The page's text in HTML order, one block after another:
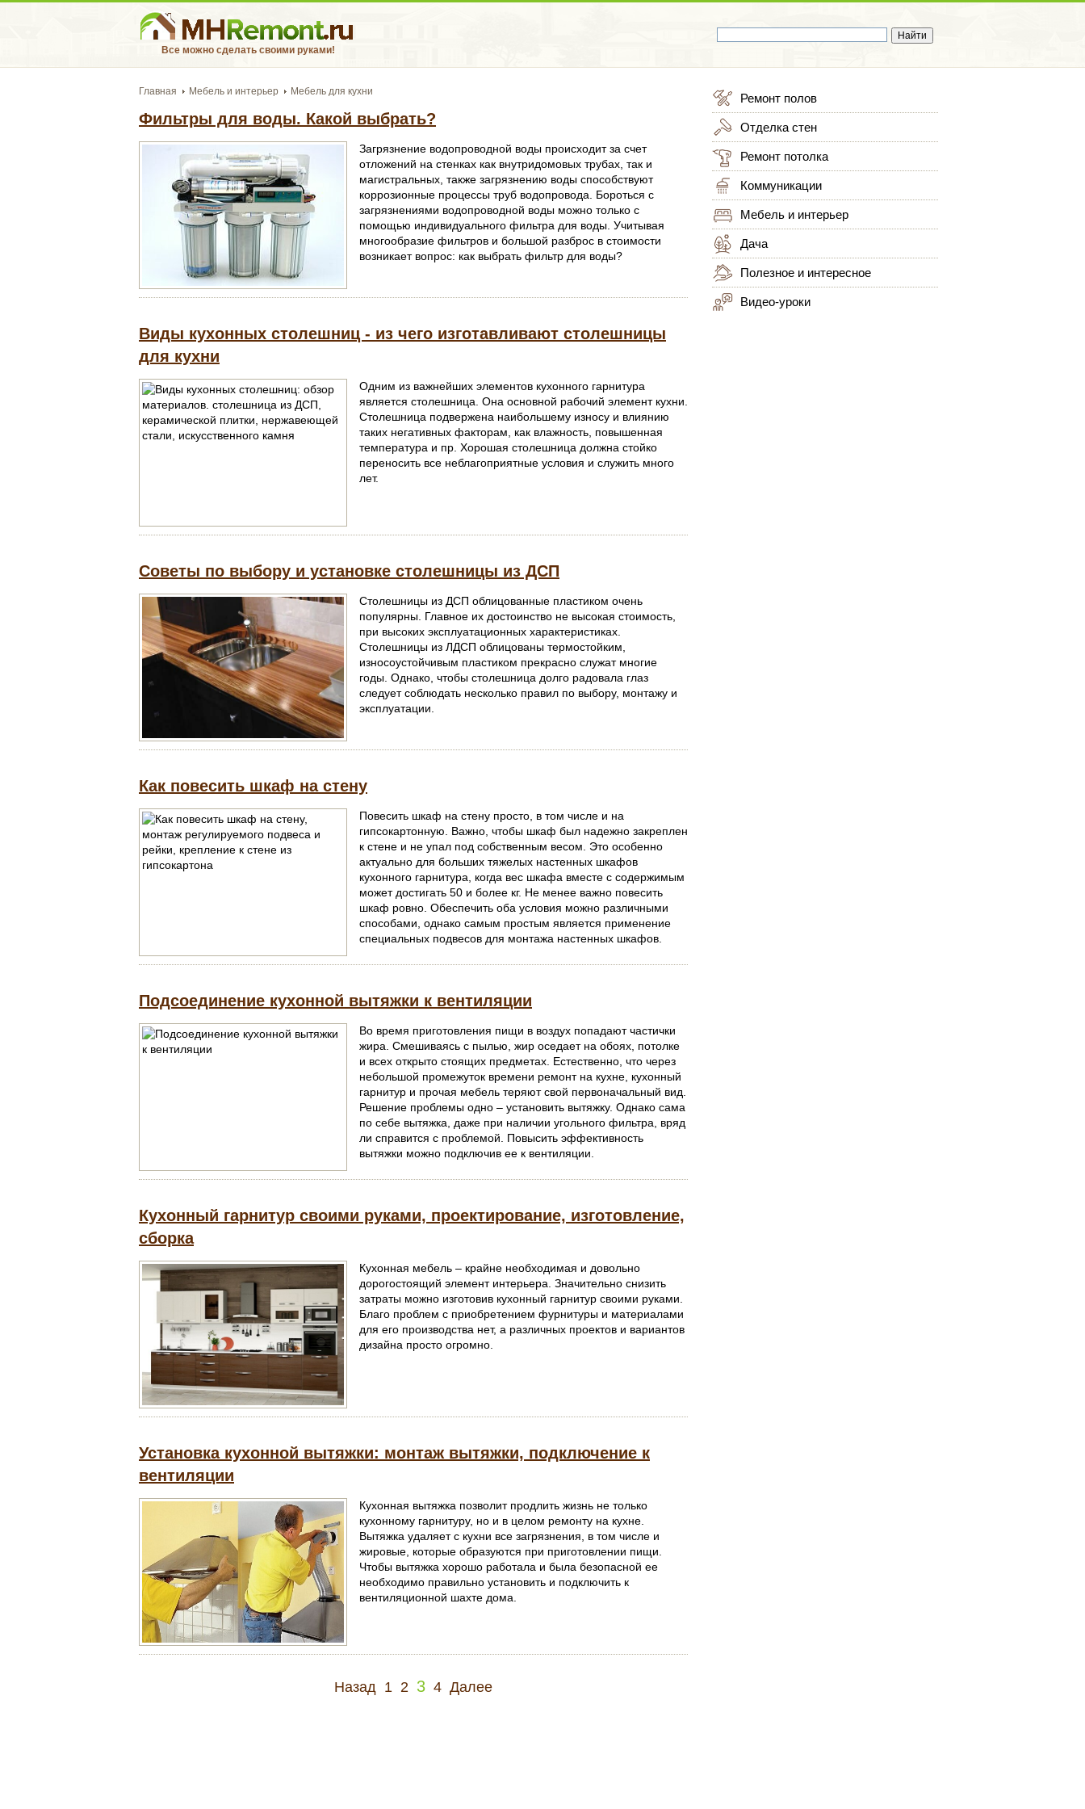
Все можно сделать своими руками!
Главная Мебель и интерьер Мебель для кухни
Фильтры для воды. Какой выбрать?
Загрязнение водопроводной воды происходит за счет
отложений на стенках как внутридомовых трубах, так и
магистральных, также загрязнению воды способствуют
коррозионные процессы труб водопровода. Бороться с
загрязнениями водопроводной воды можно только с
помощью индивидуального фильтра для воды. Учитывая
многообразие фильтров и большой разброс в стоимости
возникает вопрос: как выбрать фильтр для воды?
Виды кухонных столешниц - из чего изготавливают столешницы
для кухни
Одним из важнейших элементов кухонного гарнитура
является столешница. Она основной рабочий элемент кухни.
Столешница подвержена наибольшему износу и влиянию
таких негативных факторам, как влажность, повышенная
температура и пр. Хорошая столешница должна стойко
переносить все неблагоприятные условия и служить много
лет.
Советы по выбору и установке столешницы из ДСП
Столешницы из ДСП облицованные пластиком очень
популярны. Главное их достоинство не высокая стоимость,
при высоких эксплуатационных характеристиках.
Столешницы из ЛДСП облицованы термостойким,
износоустойчивым пластиком прекрасно служат многие
годы. Однако, чтобы столешница долго радовала глаз
следует соблюдать несколько правил по выбору, монтажу и
эксплуатации.
Как повесить шкаф на стену
Повесить шкаф на стену просто, в том числе и на
гипсокартонную. Важно, чтобы шкаф был надежно закреплен
к стене и не упал под собственным весом. Это особенно
актуально для больших тяжелых настенных шкафов
кухонного гарнитура, когда вес шкафа вместе с содержимым
может достигать 50 и более кг. Не менее важно повесить
шкаф ровно. Обеспечить оба условия можно различными
способами, однако самым простым является применение
специальных подвесов для монтажа настенных шкафов.
Подсоединение кухонной вытяжки к вентиляции
Во время приготовления пищи в воздух попадают частички
жира. Смешиваясь с пылью, жир оседает на обоях, потолке
и всех открыто стоящих предметах. Естественно, что через
небольшой промежуток времени ремонт на кухне, кухонный
гарнитур и прочая мебель теряют свой первоначальный вид.
Решение проблемы одно – установить вытяжку. Однако сама
по себе вытяжка, даже при наличии угольного фильтра, вряд
ли справится с проблемой. Повысить эффективность
вытяжки можно подключив ее к вентиляции.
Кухонный гарнитур своими руками, проектирование, изготовление,
сборка
Кухонная мебель – крайне необходимая и довольно
дорогостоящий элемент интерьера. Значительно снизить
затраты можно изготовив кухонный гарнитур своими руками.
Благо проблем с приобретением фурнитуры и материалами
для его производства нет, а различных проектов и вариантов
дизайна просто огромно.
Установка кухонной вытяжки: монтаж вытяжки, подключение к
вентиляции
Кухонная вытяжка позволит продлить жизнь не только
кухонному гарнитуру, но и в целом ремонту на кухне.
Вытяжка удаляет с кухни все загрязнения, в том числе и
жировые, которые образуются при приготовлении пищи.
Чтобы вытяжка хорошо работала и была безопасной ее
необходимо правильно установить и подключить к
вентиляционной шахте дома.
Назад 1 2 3 4 Далее
Ремонт полов
Отделка стен
Ремонт потолка
Коммуникации
Мебель и интерьер
Дача
Полезное и интересное
Видео-уроки